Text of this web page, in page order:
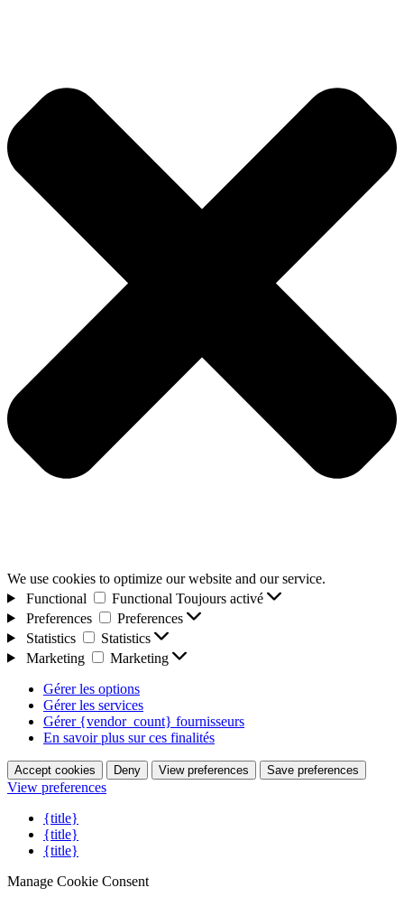
We use cookies to optimize our website and our service.
Functional
Functional Toujours activé
Preferences
Preferences
Statistics
Statistics
Marketing
Marketing
Gérer les options
Gérer les services
Gérer {vendor_count} fournisseurs
En savoir plus sur ces finalités
Accept cookies Deny View preferences Save preferences
View preferences
{title}
{title}
{title}
Manage Cookie Consent